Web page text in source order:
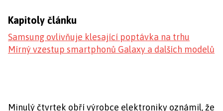
Kapitoly článku
Samsung ovlivňuje klesající poptávka na trhu
Mírný vzestup smartphonů Galaxy a dalších modelů
Minulý čtvrtek obří výrobce elektroniky oznámil, že